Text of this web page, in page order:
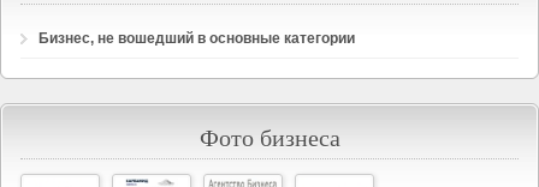
Бизнес, не вошедший в основные категории
Фото бизнеса